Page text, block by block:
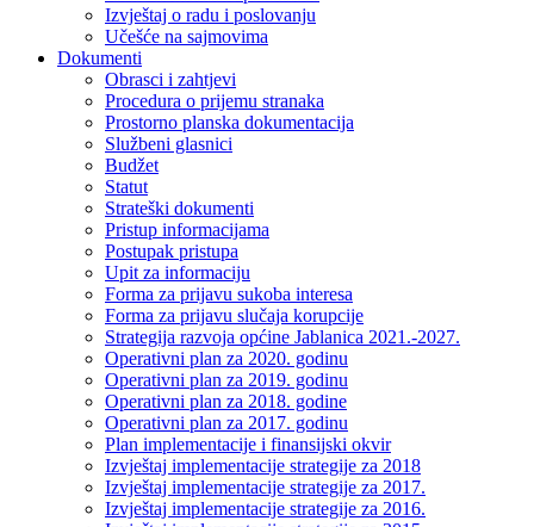
Izvještaj o radu i poslovanju
Učešće na sajmovima
Dokumenti
Obrasci i zahtjevi
Procedura o prijemu stranaka
Prostorno planska dokumentacija
Službeni glasnici
Budžet
Statut
Strateški dokumenti
Pristup informacijama
Postupak pristupa
Upit za informaciju
Forma za prijavu sukoba interesa
Forma za prijavu slučaja korupcije
Strategija razvoja općine Jablanica 2021.-2027.
Operativni plan za 2020. godinu
Operativni plan za 2019. godinu
Operativni plan za 2018. godine
Operativni plan za 2017. godinu
Plan implementacije i finansijski okvir
Izvještaj implementacije strategije za 2018
Izvještaj implementacije strategije za 2017.
Izvještaj implementacije strategije za 2016.